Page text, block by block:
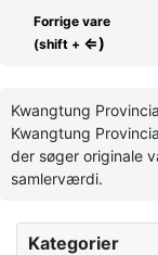
Kategorier
Forrige vare
(shift + ⇐)
Kwangtung
Kwangtung
der søger originale
samlerværdi.